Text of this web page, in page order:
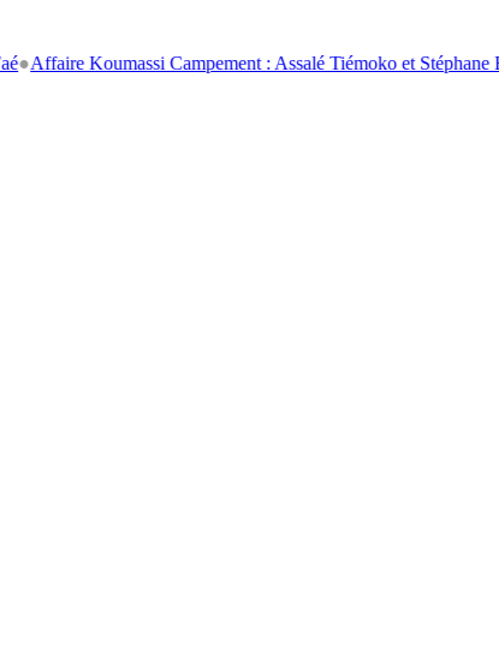
Koumassi Campement : Assalé Tiémoko et Stéphane Bahi